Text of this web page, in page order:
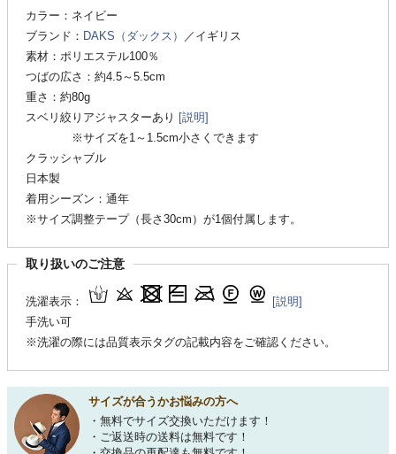
カラー：ネイビー
ブランド： DAKS（ダックス）
／イギリス
素材：ポリエステル100％
つばの広さ：約4.5～5.5cm
重さ：約80g
スベリ絞りアジャスターあり [説明]
※サイズを1～1.5cm小さくできます
クラッシャブル
日本製
着用シーズン：通年
※サイズ調整テープ（長さ30cm）が1個付属します。
取り扱いのご注意
洗濯表示：
[説明]
手洗い可
※洗濯の際には品質表示タグの記載内容をご確認ください。
サイズが合うかお悩みの方へ
・無料でサイズ交換いただけます！
・ご返送時の送料は無料です！